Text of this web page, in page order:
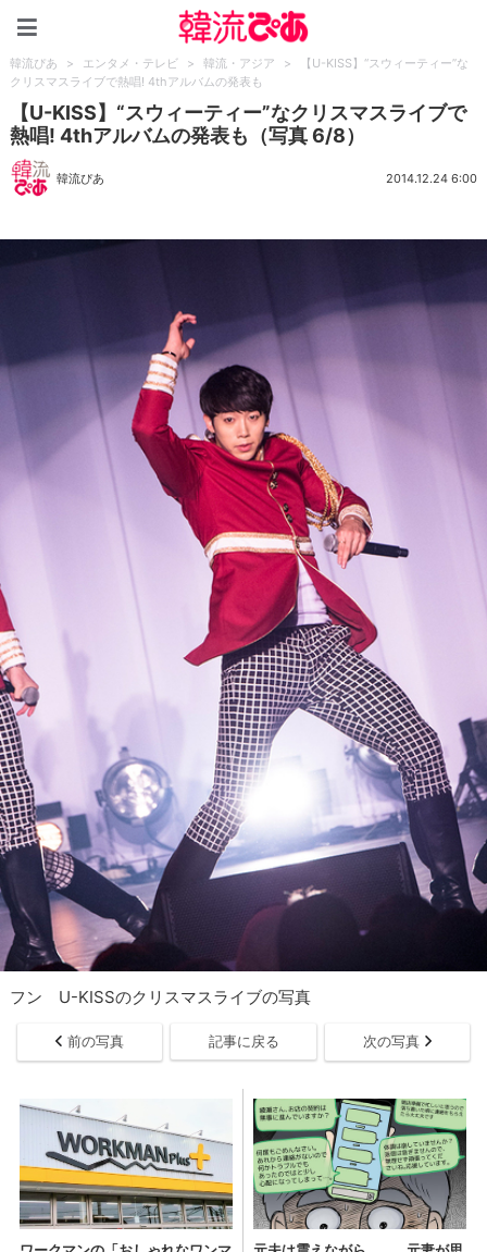
韓流ぴあ > エンタメ・テレビ > 韓流・アジア >
【U-KISS】“スウィーティー”な
クリスマスライブで熱唱! 4thアルバムの発表も
【U-KISS】“スウィーティー”なクリスマスライブで
熱唱! 4thアルバムの発表も（写真 6/8）
韓流ぴあ 2014.12.24 6:00
フン U-KISSのクリスマスライブの写真
前の写真 記事に戻る 次の写真